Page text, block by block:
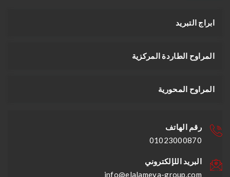
ابراج التبريد
المراوح الطاردة المركزية
المراوح المحورية
رقم الهاتف
01023000870
البريد اللإلكتروني
info@elalameya-group.com